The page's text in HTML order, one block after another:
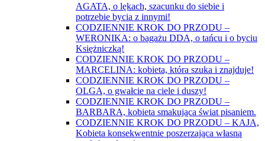
AGATA, o lękach, szacunku do siebie i
potrzebie bycia z innymi!
CODZIENNIE KROK DO PRZODU –
WERONIKA: o bagażu DDA, o tańcu i o byciu
Księżniczką!
CODZIENNIE KROK DO PRZODU –
MARCELINA: kobieta, która szuka i znajduje!
CODZIENNIE KROK DO PRZODU –
OLGA, o gwałcie na ciele i duszy!
CODZIENNIE KROK DO PRZODU –
BARBARA, kobieta smakująca świat pisaniem.
CODZIENNIE KROK DO PRZODU – KAJA,
Kobieta konsekwentnie poszerzająca własną